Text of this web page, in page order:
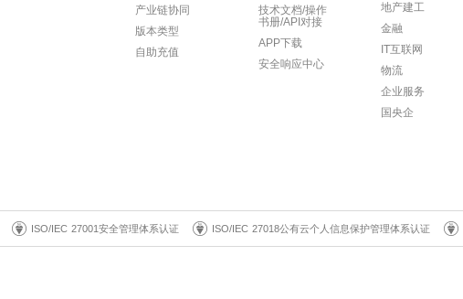
产业链协同
版本类型
自助充值
技术文档/操作
书册/API对接
APP下载
安全响应中心
地产建工
金融
IT互联网
物流
企业服务
国央企
ISO/IEC 27001安全管理体系认证 ISO/IEC 27018公有云个人信息保护管理体系认证